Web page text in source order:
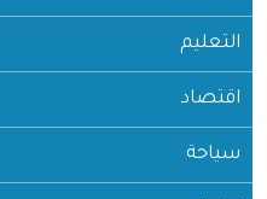
التعليم
اقتصاد
سياحة